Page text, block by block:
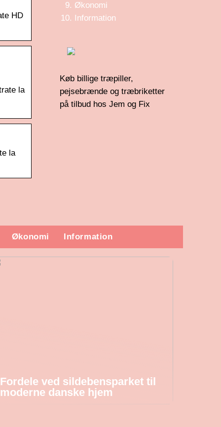
HD
la
la
Økonomi
Information
Køb billige træpiller,
pejsebrænde og træbriketter
på tilbud hos Jem og Fix
Økonomi Information
Fordele ved sildebensparket til
moderne danske hjem